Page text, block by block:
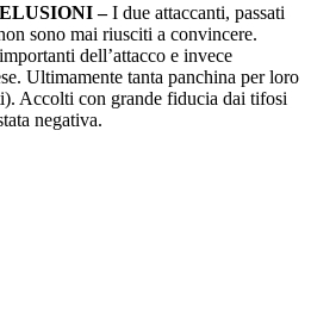
–I due attaccanti, passati
sono mai riusciti a convincere.
dell’attacco e invece
Ultimamente tanta panchina per loro
Accolti con grande fiducia dai tifosi
negativa.